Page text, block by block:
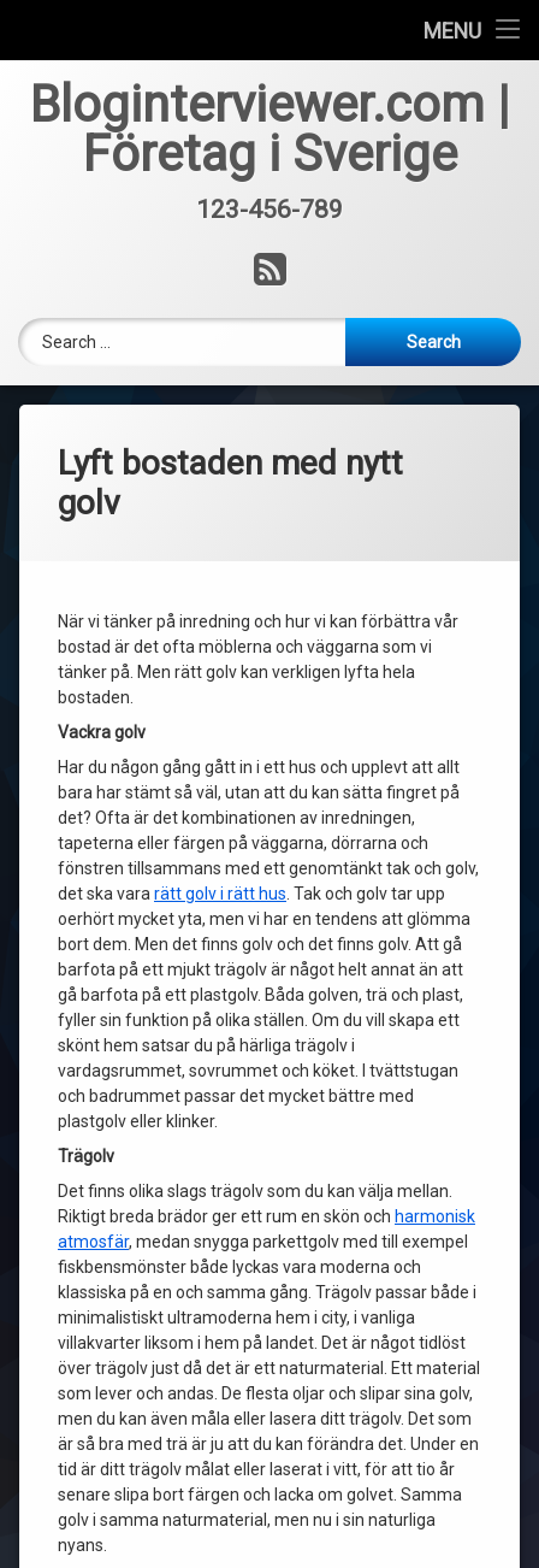
MENU
Hur mycket kostar casino licens?
Vad innebär takrengöring?
contentBloginterviewer.com |
Företag i Sverige
123-456-789
RSS
Search for:
Lyft bostaden med nytt
golv
När vi tänker på inredning och hur vi kan förbättra vår
bostad är det ofta möblerna och väggarna som vi
tänker på. Men rätt golv kan verkligen lyfta hela
bostaden.
Vackra golv
Har du någon gång gått in i ett hus och upplevt att allt
bara har stämt så väl, utan att du kan sätta fingret på
det? Ofta är det kombinationen av inredningen,
tapeterna eller färgen på väggarna, dörrarna och
fönstren tillsammans med ett genomtänkt tak och golv,
det ska vara rätt golv i rätt hus . Tak och golv tar upp
oerhört mycket yta, men vi har en tendens att glömma
bort dem. Men det finns golv och det finns golv. Att gå
barfota på ett mjukt trägolv är något helt annat än att
gå barfota på ett plastgolv. Båda golven, trä och plast,
fyller sin funktion på olika ställen. Om du vill skapa ett
skönt hem satsar du på härliga trägolv i
vardagsrummet, sovrummet och köket. I tvättstugan
och badrummet passar det mycket bättre med
plastgolv eller klinker.
Trägolv
Det finns olika slags trägolv som du kan välja mellan.
Riktigt breda brädor ger ett rum en skön och harmonisk
atmosfär, medan snygga parkettgolv med till exempel
fiskbensmönster både lyckas vara moderna och
klassiska på en och samma gång. Trägolv passar både i
minimalistiskt ultramoderna hem i city, i vanliga
villakvarter liksom i hem på landet. Det är något tidlöst
över trägolv just då det är ett naturmaterial. Ett material
som lever och andas. De flesta oljar och slipar sina golv,
men du kan även måla eller lasera ditt trägolv. Det som
är så bra med trä är ju att du kan förändra det. Under en
tid är ditt trägolv målat eller laserat i vitt, för att tio år
senare slipa bort färgen och lacka om golvet. Samma
golv i samma naturmaterial, men nu i sin naturliga
nyans.